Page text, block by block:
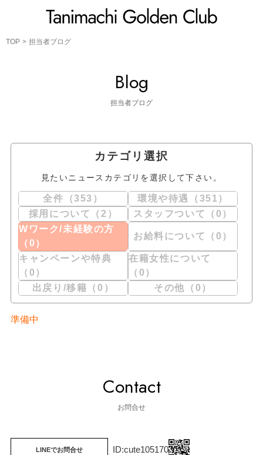
担当者ブログ
TOP 担当者ブログ
Blog
担当者ブログ
カテゴリ選択
見たいニュースカテゴリを選択して下さい。
全件（353）
環境や待遇（351）
採用について（2）
スタッフついて（0）
Wワーク/未経験の方
（0）
お給料について（0）
キャンペーンや特典
（0）
在籍女性について
（0）
出戻り/移籍（0）
その他（0）
準備中
Contact
お問合せ
LINEでお問合せ cute105170